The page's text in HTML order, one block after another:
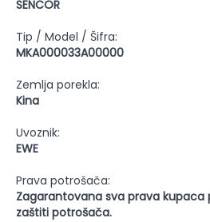
SENCOR
Tip / Model / Šifra:
MKA000033A00000
Zemlja porekla:
Kina
Uvoznik:
EWE
Prava potrošača:
Zagarantovana sva prava kupaca
zaštiti potrošača.